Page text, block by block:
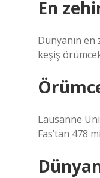
En
Dünyanın
keşiş
Lausanne
Fas’tan 478